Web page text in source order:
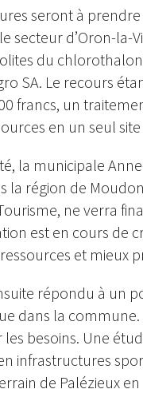
seront à
secteur d’Oron-la-
du
SA. Le recours
francs, un
en un seul
la municipale
la région de
ne verra
est en cours de
et mieux
répondu à un
dans la commune.
besoins. Une
infrastructures
de Palézieux